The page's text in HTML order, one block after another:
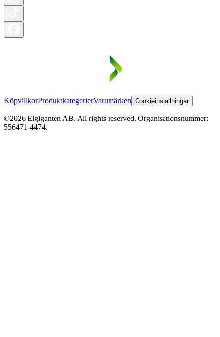
KöpvillkorProduktkategorierVarumärken Cookieinställningar
©2026 Elgiganten AB. All rights reserved. Organisationsnummer:
556471-4474.